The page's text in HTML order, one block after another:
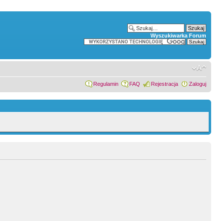
Wyszukiwarka Forum
Regulamin FAQ Rejestracja Zaloguj